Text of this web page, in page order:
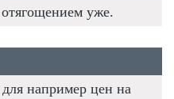
уже.
например цен на